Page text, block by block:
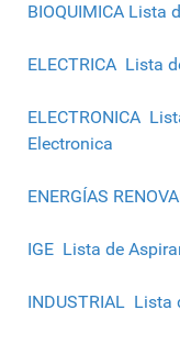
BIOQUIMICA Lista
ELECTRICA Lista
ELECTRONICA
Electronica
ENERGÍAS
IGE Lista de
INDUSTRIAL Lista